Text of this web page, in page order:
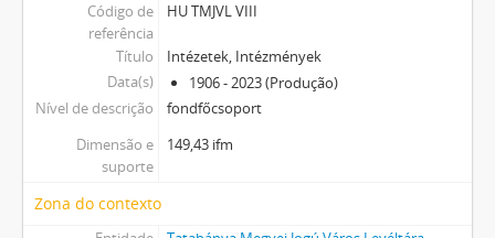
[Arquivo] 0118 - Dolgozók Általános Iskolája, 1960–1998
[Arquivo] 3601 - Napsugár Alapítványi Óvoda, 1996–2003
[Arquivo] 3602 - Kossuth Lajos Óvoda, 1980–1991
[Arquivo] 3603 - Erőmű-lakótelepi Óvoda (Arany János Óvoda részlege), 1969–2005
[Arquivo] 3604 - I. sz. Óvoda, 1981–1985
[Arquivo] 3605 - II. sz. Óvoda, 1957
[Arquivo] 3606 - Ronyecz Józsefné óvodai szakfelügyelő, 1976–1986
[Arquivo] 0601 - Erkel Ferenc Zeneiskola, 1949–2000
Código de
referência
HU TMJVL VIII
Título
Intézetek, Intézmények
Data(s)
1906 - 2023 (Produção)
Nível de descrição
fondfőcsoport
Dimensão e
suporte
149,43 ifm
Zona do contexto